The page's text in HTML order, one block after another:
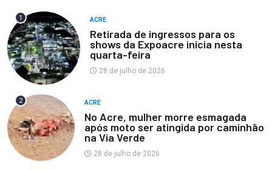
1 ACRE
Retirada de ingressos para os
shows da Expoacre inicia nesta
quarta-feira
28 de julho de 2026
2 ACRE
No Acre, mulher morre esmagada
após moto ser atingida por caminhão
na Via Verde
28 de julho de 2026